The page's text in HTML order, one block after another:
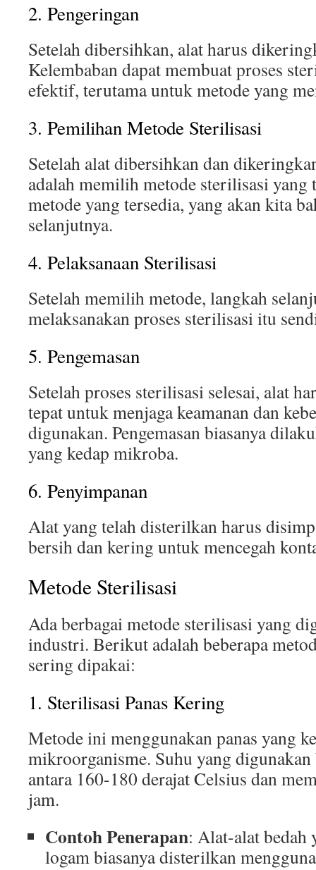
2. Pengeringan
Setelah dibersihkan, alat harus
Kelembaban dapat membuat proses
efektif, terutama untuk metode yang
3. Pemilihan Metode Sterilisasi
Setelah alat dibersihkan dan
adalah memilih metode sterilisasi yang
metode yang tersedia, yang akan kita
selanjutnya.
4. Pelaksanaan Sterilisasi
Setelah memilih metode, langkah
melaksanakan proses sterilisasi itu
5. Pengemasan
Setelah proses sterilisasi selesai, alat
tepat untuk menjaga keamanan dan
digunakan. Pengemasan biasanya
yang kedap mikroba.
6. Penyimpanan
Alat yang telah disterilkan harus
bersih dan kering untuk mencegah
Metode Sterilisasi
Ada berbagai metode sterilisasi yang
industri. Berikut adalah beberapa
sering dipakai:
1. Sterilisasi Panas Kering
Metode ini menggunakan panas yang
mikroorganisme. Suhu yang digunakan
antara 160-180 derajat Celsius dan
jam.
Contoh Penerapan: Alat-alat bedah
logam biasanya disterilkan